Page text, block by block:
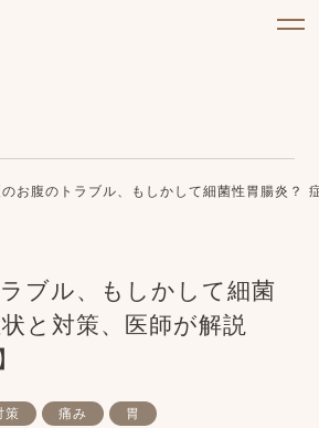
お腹のトラブル、もしかして細菌性胃腸炎？
ブル、もしかして細菌
と対策、医師が解説
策 痛み 胃